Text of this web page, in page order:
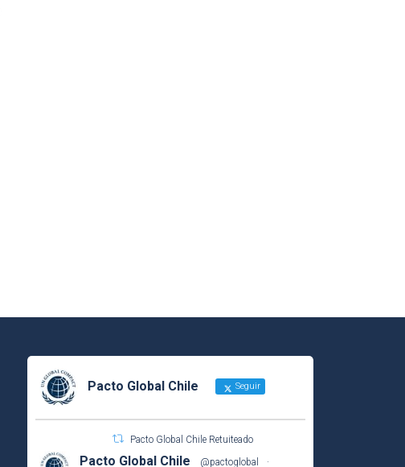
Pacto Global Chile Seguir
Pacto Global Chile Retuiteado
Pacto Global Chile @pactoglobal ·